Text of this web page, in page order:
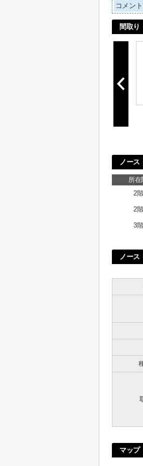
コメント
間取り
ノース
所在
2階
2階
3階
ノース
マップ